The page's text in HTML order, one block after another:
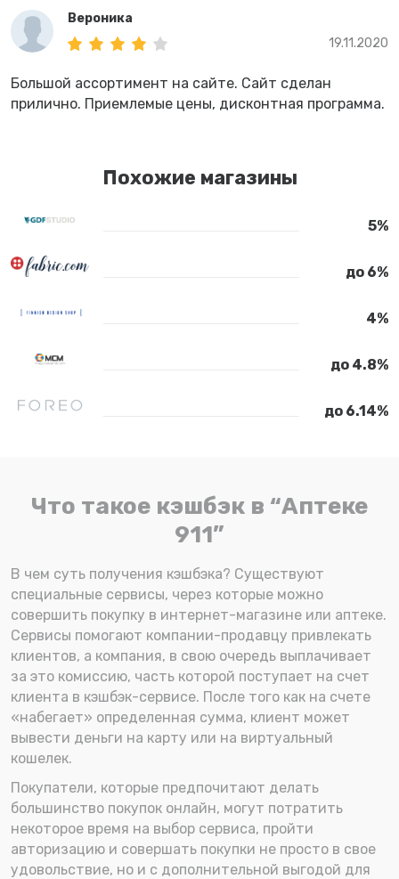
Вероника
19.11.2020
Большой ассортимент на сайте. Сайт сделан
прилично. Приемлемые цены, дисконтная программа.
Похожие магазины
5%
до 6%
4%
до 4.8%
до 6.14%
Что такое кэшбэк в “Аптеке
911”
В чем суть получения кэшбэка? Существуют
специальные сервисы, через которые можно
совершить покупку в интернет-магазине или аптеке.
Сервисы помогают компании-продавцу привлекать
клиентов, а компания, в свою очередь выплачивает
за это комиссию, часть которой поступает на счет
клиента в кэшбэк-сервисе. После того как на счете
«набегает» определенная сумма, клиент может
вывести деньги на карту или на виртуальный
кошелек.
Покупатели, которые предпочитают делать
большинство покупок онлайн, могут потратить
некоторое время на выбор сервиса, пройти
авторизацию и совершать покупки не просто в свое
удовольствие, но и с дополнительной выгодой для